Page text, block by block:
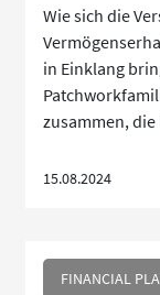
Wie sich die
in Einklang
zusammen,
15.08.2024
FINANCIAL